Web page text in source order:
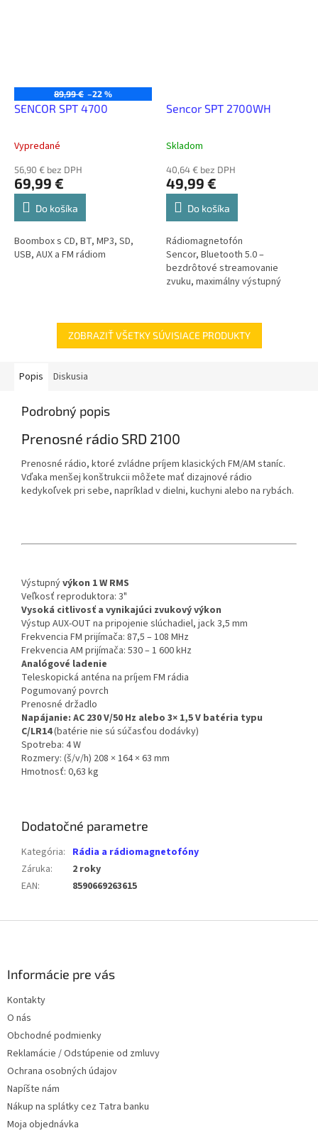
89,99 € –22 %
SENCOR SPT 4700
Vypredané
56,90 € bez DPH
69,99 €
Do košíka
Boombox s CD, BT, MP3, SD,
USB, AUX a FM rádiom
Sencor SPT 2700WH
Skladom
40,64 € bez DPH
49,99 €
Do košíka
Rádiomagnetofón
Sencor, Bluetooth 5.0 –
bezdrôtové streamovanie
zvuku, maximálny výstupný
displej
ZOBRAZIŤ VŠETKY SÚVISIACE PRODUKTY
Popis Diskusia
Podrobný popis
Prenosné rádio SRD 2100
Prenosné rádio, ktoré zvládne príjem klasických FM/AM staníc.
Vďaka menšej konštrukcii môžete mať dizajnové rádio
kedykoľvek pri sebe, napríklad v dielni, kuchyni alebo na rybách.
Výstupnývýkon 1 W RMS
Veľkosť reproduktora: 3"
Vysoká citlivosť a vynikajúci zvukový výkon
Výstup AUX-OUT na pripojenie slúchadiel, jack 3,5 mm
Frekvencia FM prijímača: 87,5 – 108 MHz
Frekvencia AM prijímača: 530 – 1 600 kHz
Analógové ladenie
Teleskopická anténa na príjem FM rádia
Pogumovaný povrch
Prenosné držadlo
Napájanie: AC 230 V/50 Hz alebo 3× 1,5 V batéria typu
C/LR14(batérie nie sú súčasťou dodávky)
Spotreba: 4 W
Rozmery: (š/v/h) 208 × 164 × 63 mm
Hmotnosť: 0,63 kg
Dodatočné parametre
Kategória: Rádia a rádiomagnetofóny
Záruka:
2 roky
EAN: 8590669263615
Informácie pre vás
Kontakty
O nás
Obchodné podmienky
Reklamácie / Odstúpenie od zmluvy
Ochrana osobných údajov
Napíšte nám
Nákup na splátky cez Tatra banku
Moja objednávka